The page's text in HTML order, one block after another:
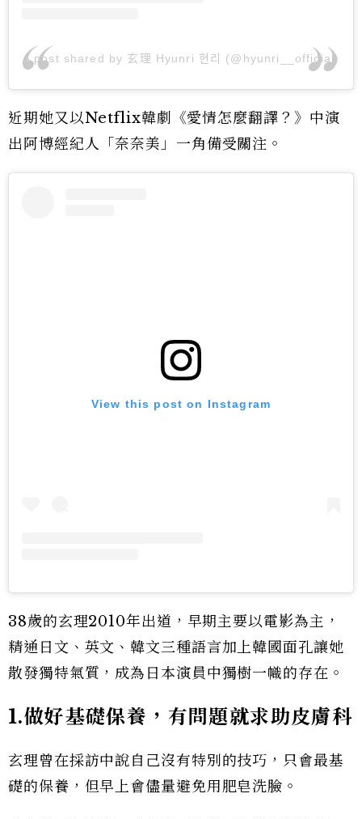
A post shared by 玄理 Hyunri 현리 (@hyunri__official)
近期她又以Netflix韓劇《愛情怎麼翻譯？》中演
出阿博經紀人「奈奈美」一角備受關注。
View this post on Instagram
38歲的玄理2010年出道，早期主要以電影為主，
精通日文、英文、韓文三種語言加上韓國面孔讓她
散發獨特氣質，成為日本演員中獨樹一幟的存在。
1.做好基礎保養，有問題就求助皮膚科
玄理曾在採訪中說自己沒有特別的技巧，只會最基
礎的保養，但早上會儘量避免用肥皂洗臉。